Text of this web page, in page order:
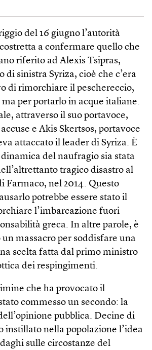
del 16 giugno l’autorità
a confermare quello che
riferito ad Alexis Tsipras,
di sinistra Syriza, cioè che c’era
di rimorchiare il peschereccio,
per portarlo in acque italiane.
attraverso il suo portavoce,
e Akis Skertsos, portavoce
attaccato il leader di Syriza. È
del naufragio sia stata
tragico disastro al
Farmaco, nel 2014. Questo
potrebbe essere stato il
l’imbarcazione fuori
greca. In altre parole, è
un massacro per soddisfare una
scelta fatta dal primo ministro
dei respingimenti.
che ha provocato il
commesso un secondo: la
pubblica. Decine di
instillato nella popolazione l’idea
sulle circostanze del